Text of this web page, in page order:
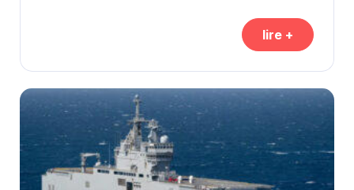
lire +